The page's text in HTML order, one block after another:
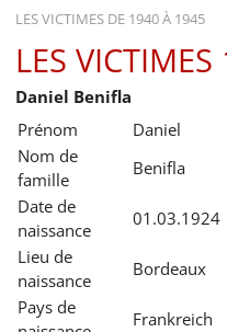
LES VICTIMES DE 1940 À 1945
ACCUEIL
ACTUALITÉS
EXPOSITIONS
HISTORIQUE
FORMATION
RECHERCHE
LES
Daniel Benifla
Prénom
Daniel
Nom de
famille
Benifla
Date de
naissance
01.03.1924
Lieu de
naissance
Bordeaux
Pays de
Frankreich